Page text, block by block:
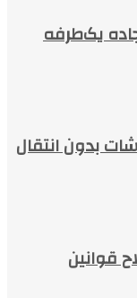
جاده یک‌طرفه
بدون انتقال
قوانین